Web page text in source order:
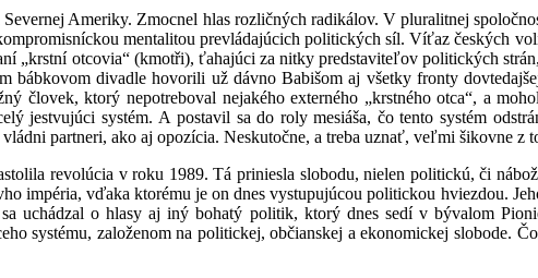
Ameriky. Zmocnel hlas rozličných radikálov. V pluralitnej
mentalitou prevládajúcich politických síl. Víťaz českých
„krstní otcovia“ (kmotři), ťahajúci za nitky predstaviteľov politických
divadle hovorili už dávno Babišom aj všetky fronty
ktorý nepotreboval nejakého externého „krstného otca“, a
jestvujúci systém. A postavil sa do roly mesiáša, čo tento systém
partneri, ako aj opozícia. Neskutočne, a treba uznať, veľmi šikovne z
revolúcia v roku 1989. Tá priniesla slobodu, nielen politickú, či
impéria, vďaka ktorému je on dnes vystupujúcou politickou hviezdou.
uchádzal o hlasy aj iný bohatý politik, ktorý dnes sedí v bývalom
systému, založenom na politickej, občianskej a ekonomickej slobode.